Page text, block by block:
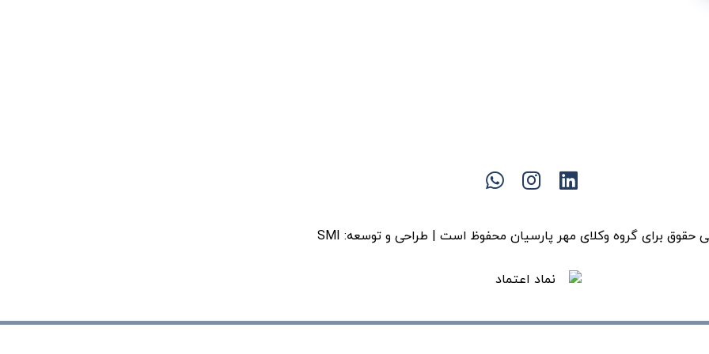
حقوق برای گروه وکلای مهر پارسیان محفوظ است | طراحی و توسعه: SMI